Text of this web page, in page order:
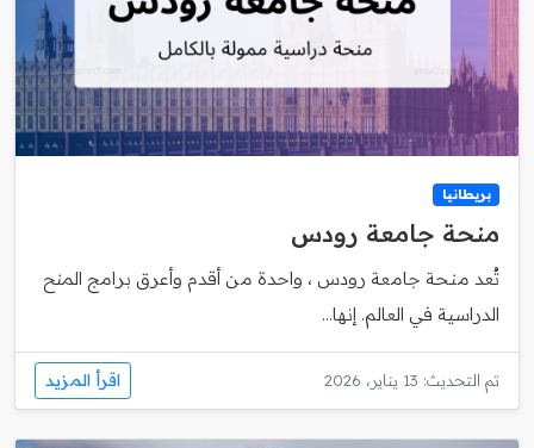
بريطانيا
منحة جامعة رودس
تُعد منحة جامعة رودس ، واحدة من أقدم وأعرق برامج المنح
الدراسية في العالم. إنها...
تم التحديث: 13 يناير، 2026 اقرأ المزيد